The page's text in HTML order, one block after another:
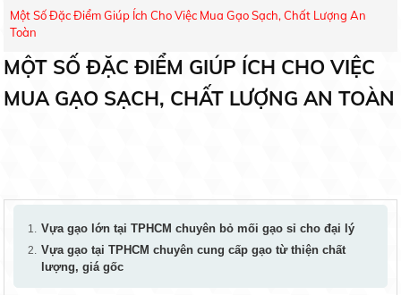
Một Số Đặc Điểm Giúp Ích Cho Việc Mua Gạo Sạch, Chất Lượng An
Toàn
MỘT SỐ ĐẶC ĐIỂM GIÚP ÍCH CHO VIỆC
MUA GẠO SẠCH, CHẤT LƯỢNG AN TOÀN
Vựa gạo lớn tại TPHCM chuyên bỏ mối gạo sỉ cho đại lý
Vựa gạo tại TPHCM chuyên cung cấp gạo từ thiện chất
lượng, giá gốc